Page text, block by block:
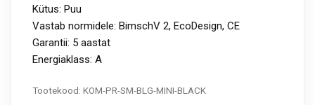
Kütus: Puu
Vastab normidele: BimschV 2, EcoDesign, CE
Garantii: 5 aastat
Energiaklass: A
Tootekood: KOM-PR-SM-BLG-MINI-BLACK